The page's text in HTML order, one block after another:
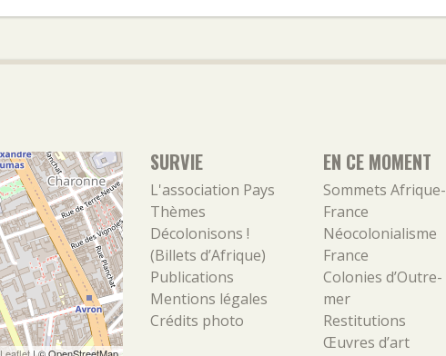
SURVIE
L'association Pays
Thèmes
Décolonisons !
(Billets d’Afrique)
Publications
Mentions légales
Crédits photo
EN CE MOMENT
Sommets Afrique-
France
Néocolonialisme
France
Colonies d’Outre-
mer
Restitutions
Œuvres d’art